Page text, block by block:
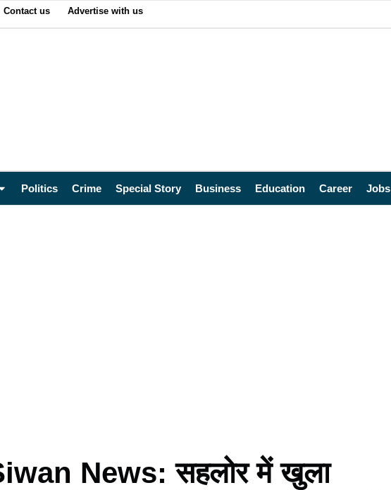
Contact us Advertise with us
Politics Crime Special Story Business Education Career Jobs
News: सहलोर में खुला